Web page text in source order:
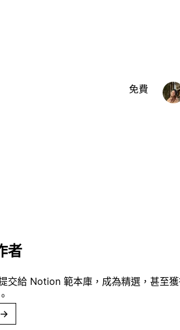
免費
者
交給 Notion 範本庫，成為精選，甚至
→